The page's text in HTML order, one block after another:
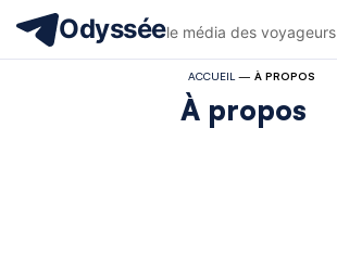
Odysséele média des voyageurs
ACCUEIL — À PROPOS
À propos